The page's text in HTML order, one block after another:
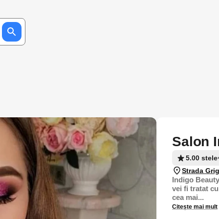
Salon
5.00 stele
Strada
Indigo
vei fi tratat
cea mai...
Citește mai mult